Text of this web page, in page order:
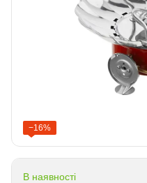
−16%
В наявності